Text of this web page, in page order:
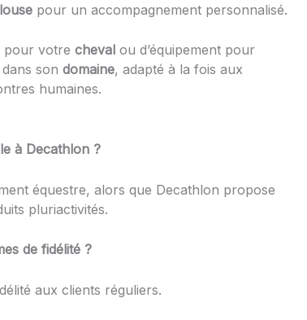
pour un accompagnement personnalisé.
pour votre chevalou d’équipement pour
son domaine, adapté à la fois aux
humaines.
à Decathlon ?
équestre, alors que Decathlon propose
pluriactivités.
de fidélité ?
aux clients réguliers.